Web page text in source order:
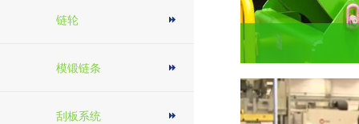
链轮
模锻链条
刮板系统